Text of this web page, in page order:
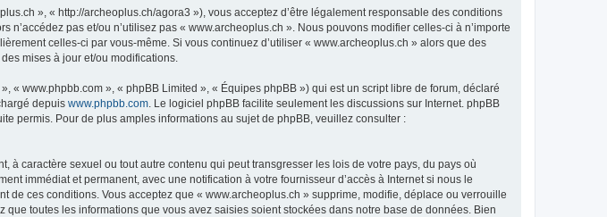
», « http://archeoplus.ch/agora3 »), vous acceptez d’être légalement responsable des conditions
pas et/ou n’utilisez pas « www.archeoplus.ch ». Nous pouvons modifier celles-ci à n’importe
celles-ci par vous-même. Si vous continuez d’utiliser « www.archeoplus.ch » alors que des
mises à jour et/ou modifications.
www.phpbb.com », « phpBB Limited », « Équipes phpBB ») qui est un script libre de forum, déclaré
depuis www.phpbb.com . Le logiciel phpBB facilite seulement les discussions sur Internet. phpBB
permis. Pour de plus amples informations au sujet de phpBB, veuillez consulter :
caractère sexuel ou tout autre contenu qui peut transgresser les lois de votre pays, du pays où
immédiat et permanent, avec une notification à votre fournisseur d’accès à Internet si nous le
ces conditions. Vous acceptez que « www.archeoplus.ch » supprime, modifie, déplace ou verrouille
toutes les informations que vous avez saisies soient stockées dans notre base de données. Bien